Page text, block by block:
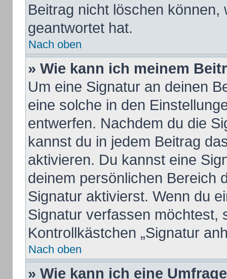
Beitrag nicht löschen
geantwortet hat.
Nach oben
» Wie kann ich meinem
Um eine Signatur an deinen
eine solche in den
entwerfen. Nachdem du die
kannst du in jedem Beitrag
aktivieren. Du kannst eine
deinem persönlichen Bereich
Signatur aktivierst. Wenn du
Signatur verfassen möchtest,
Kontrollkästchen „Signatur
Nach oben
» Wie kann ich eine